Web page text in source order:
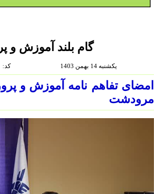
گام بلند آموزش و
:كد یکشنبه 14 بهمن 1403
امضای تفاهم نامه آموزش و
مرودشت